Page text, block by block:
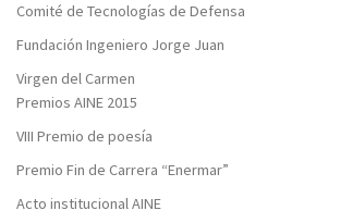
Comité de Tecnologías de Defensa
Fundación Ingeniero Jorge Juan
Virgen del Carmen
Premios AINE 2015
VIII Premio de poesía
Premio Fin de Carrera “Enermar”
Acto institucional AINE